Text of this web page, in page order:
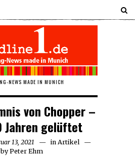
NEWS MADE IN MUNICH
von Chopper –
Jahren gelüftet
13, 2021 Februar
13,
in Artikel
byPeter Ehm